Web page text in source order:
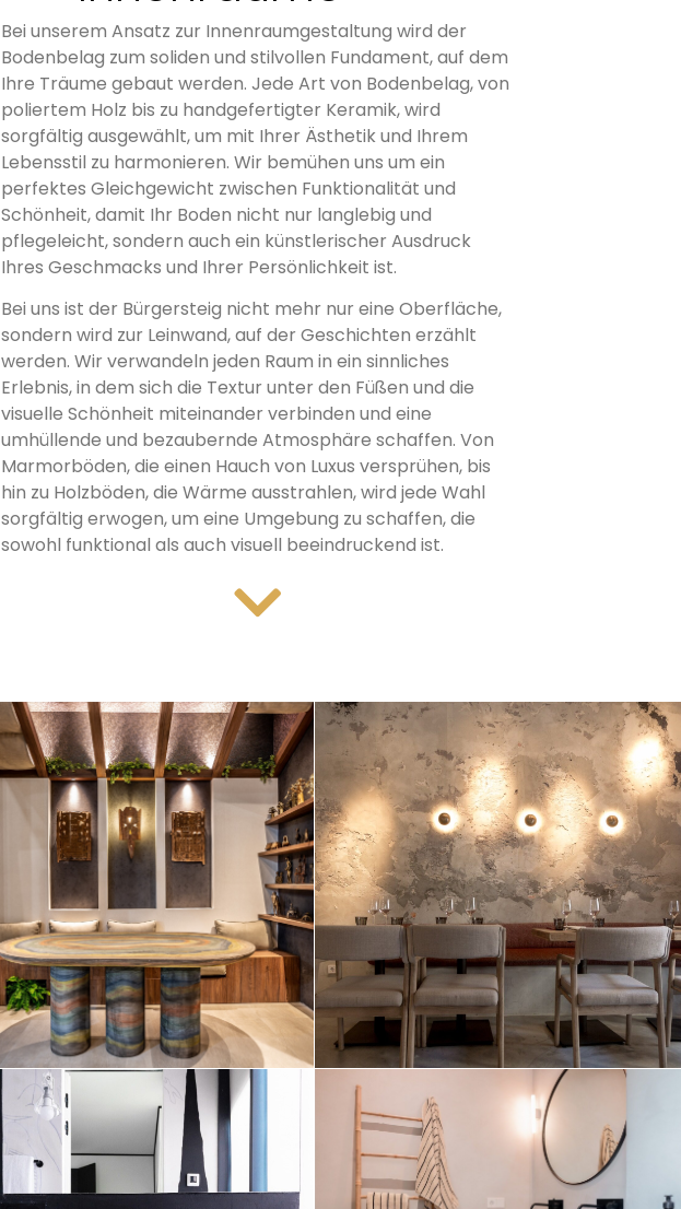
Bei unserem Ansatz zur Innenraumgestaltung wird der
Bodenbelag zum soliden und stilvollen Fundament, auf dem
Ihre Träume gebaut werden. Jede Art von Bodenbelag, von
poliertem Holz bis zu handgefertigter Keramik, wird
sorgfältig ausgewählt, um mit Ihrer Ästhetik und Ihrem
Lebensstil zu harmonieren. Wir bemühen uns um ein
perfektes Gleichgewicht zwischen Funktionalität und
Schönheit, damit Ihr Boden nicht nur langlebig und
pflegeleicht, sondern auch ein künstlerischer Ausdruck
Ihres Geschmacks und Ihrer Persönlichkeit ist.
Bei uns ist der Bürgersteig nicht mehr nur eine Oberfläche,
sondern wird zur Leinwand, auf der Geschichten erzählt
werden. Wir verwandeln jeden Raum in ein sinnliches
Erlebnis, in dem sich die Textur unter den Füßen und die
visuelle Schönheit miteinander verbinden und eine
umhüllende und bezaubernde Atmosphäre schaffen. Von
Marmorböden, die einen Hauch von Luxus versprühen, bis
hin zu Holzböden, die Wärme ausstrahlen, wird jede Wahl
sorgfältig erwogen, um eine Umgebung zu schaffen, die
sowohl funktional als auch visuell beeindruckend ist.